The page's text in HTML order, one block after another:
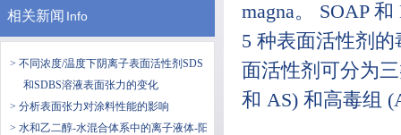
相关新闻 Info
> 不同浓度/温度下阴离子表面活性剂SDS
和SDBS溶液表面张力的变化
> 分析表面张力对涂料性能的影响
> 水和乙二醇-水混合体系中的离子液体-阳
magna。 SOAP
5 种表面活性剂的
面活性剂可分为
和 AS) 和高毒组